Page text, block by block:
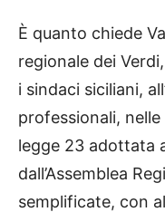
È quanto chiede
regionale dei
i sindaci siciliani,
professionali,
legge 23 adottata
dall’Assemblea
semplificate, con